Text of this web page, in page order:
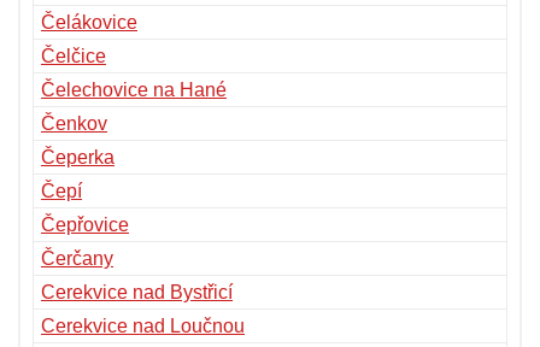
Čelákovice
Čelčice
Čelechovice na Hané
Čenkov
Čeperka
Čepí
Čepřovice
Čerčany
Cerekvice nad Bystřicí
Cerekvice nad Loučnou